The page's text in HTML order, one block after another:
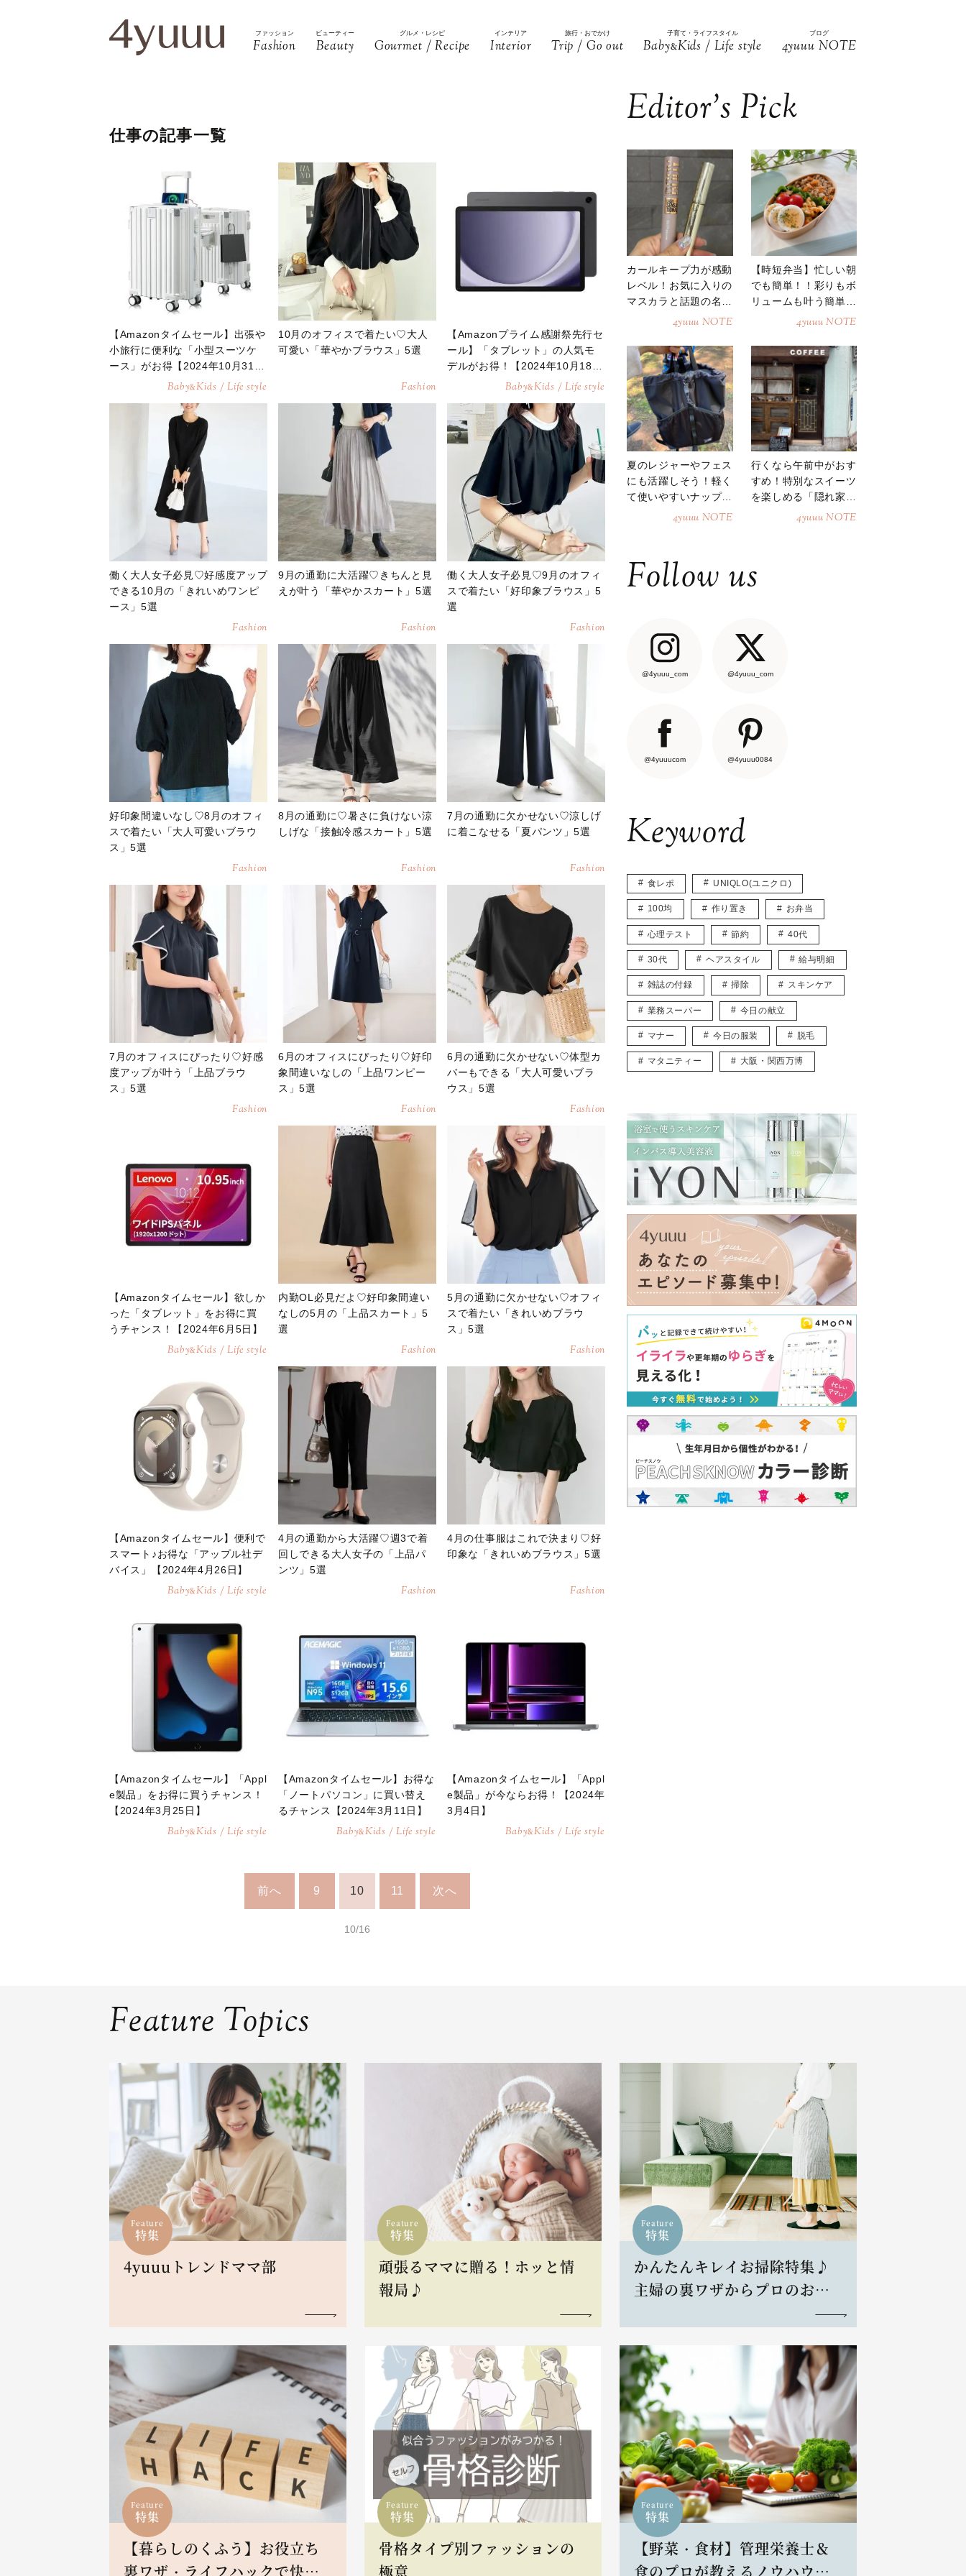
ファッション
Fashion
ビューティー
Beauty
グルメ・レシピ
Gourmet / Recipe
インテリア
Interior
旅行・おでかけ
Trip / Go out
子育て・ライフスタイル
Baby&Kids / Life style
ブログ
4yuuu NOTE
仕事の記事一覧
【Amazonタイムセール】出張や
小旅行に便利な「小型スーツケ
ース」がお得【2024年10月31
Baby&Kids / Life style
10月のオフィスで着たい♡大人
可愛い「華やかブラウス」5選
Fashion
【Amazonプライム感謝祭先行セ
ール】「タブレット」の人気モ
デルがお得！【2024年10月18
Baby&Kids / Life style
働く大人女子必見♡好感度アップ
できる10月の「きれいめワンピ
ース」5選
Fashion
9月の通勤に大活躍♡きちんと見
えが叶う「華やかスカート」5選
Fashion
働く大人女子必見♡9月のオフィ
スで着たい「好印象ブラウス」5
選
Fashion
好印象間違いなし♡8月のオフィ
スで着たい「大人可愛いブラウ
ス」5選
Fashion
8月の通勤に♡暑さに負けない涼
しげな「接触冷感スカート」5選
Fashion
7月の通勤に欠かせない♡涼しげ
に着こなせる「夏パンツ」5選
Fashion
7月のオフィスにぴったり♡好感
度アップが叶う「上品ブラウ
ス」5選
Fashion
6月のオフィスにぴったり♡好印
象間違いなしの「上品ワンピー
ス」5選
Fashion
6月の通勤に欠かせない♡体型カ
バーもできる「大人可愛いブラ
ウス」5選
Fashion
【Amazonタイムセール】欲しか
った「タブレット」をお得に買
うチャンス！【2024年6月5日】
Baby&Kids / Life style
内勤OL必見だよ♡好印象間違い
なしの5月の「上品スカート」5
選
Fashion
5月の通勤に欠かせない♡オフィ
スで着たい「きれいめブラウ
ス」5選
Fashion
【Amazonタイムセール】便利で
スマート♪お得な「アップル社デ
バイス」【2024年4月26日】
Baby&Kids / Life style
4月の通勤から大活躍♡週3で着
回しできる大人女子の「上品パ
ンツ」5選
Fashion
4月の仕事服はこれで決まり♡好
印象な「きれいめブラウス」5選
Fashion
【Amazonタイムセール】「Appl
e製品」をお得に買うチャンス！
【2024年3月25日】
Baby&Kids / Life style
【Amazonタイムセール】お得な
「ノートパソコン」に買い替え
るチャンス【2024年3月11日】
Baby&Kids / Life style
【Amazonタイムセール】「Appl
e製品」が今ならお得！【2024年
3月4日】
Baby&Kids / Life style
前へ 9 10 11 次へ
10/16
Editor’s Pick
カールキープ力が感動
レベル！お気に入りの
マスカラと話題の名品
4yuuu NOTE
【時短弁当】忙しい朝
でも簡単！！彩りもボ
リュームも叶う簡単そ
4yuuu NOTE
夏のレジャーやフェス
にも活躍しそう！軽く
て使いやすいナップサ
4yuuu NOTE
行くなら午前中がおす
すめ！特別なスイーツ
を楽しめる「隠れ家カ
4yuuu NOTE
Follow us
@4yuuu_com @4yuuu_com
@4yuuucom @4yuuu0084
Keyword
食レポ UNIQLO(ユニクロ)
100均 作り置き お弁当
心理テスト 節約 40代
30代 ヘアスタイル 給与明細
雑誌の付録 掃除 スキンケア
業務スーパー 今日の献立
マナー 今日の服装 脱毛
マタニティー 大阪・関西万博
Feature Topics
Feature
特集
4yuuuトレンドママ部
Feature
特集
頑張るママに贈る！ホッと情
報局♪
Feature
特集
かんたんキレイお掃除特集♪
主婦の裏ワザからプロのお掃
Feature
特集
【暮らしのくふう】お役立ち
裏ワザ・ライフハックで快適L
Feature
特集
骨格タイプ別ファッションの
極意
Feature
特集
【野菜・食材】管理栄養士＆
食のプロが教えるノウハウと